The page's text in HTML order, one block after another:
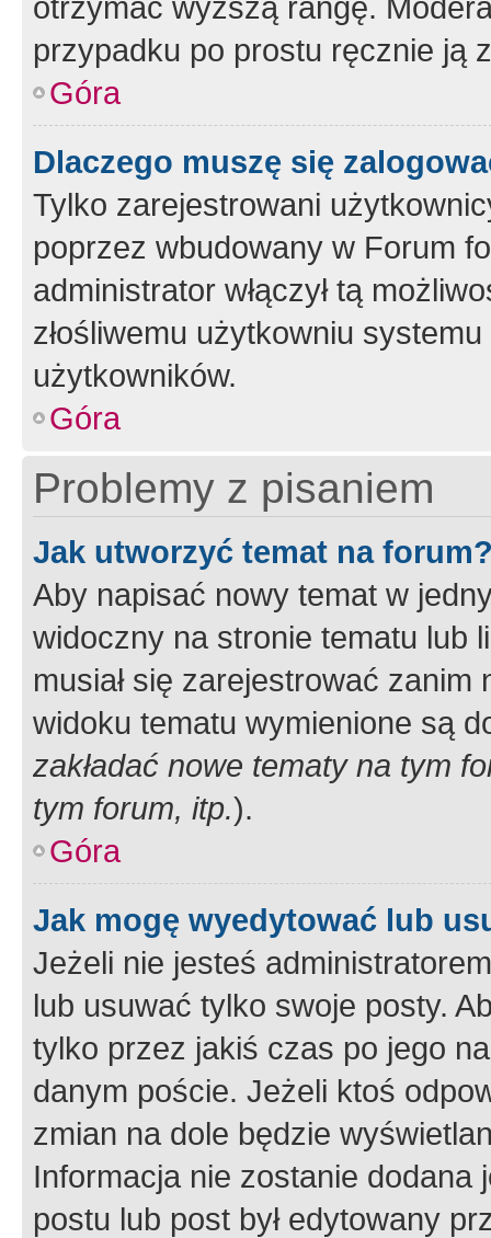
przypadku po prostu ręcznie ją
Góra
Dlaczego muszę się
Tylko zarejestrowani
poprzez wbudowany w Forum
administrator włączył tą
złośliwemu użytkowniu
użytkowników.
Góra
Problemy z pisaniem
Jak utworzyć temat na
Aby napisać nowy temat w
widoczny na stronie tematu lub
musiał się zarejestrować
widoku tematu wymienione są
zakładać nowe tematy na tym
tym forum, itp.).
Góra
Jak mogę wyedytować lub
Jeżeli nie jesteś
lub usuwać tylko swoje posty.
tylko przez jakiś czas po jego
danym poście. Jeżeli ktoś
zmian na dole będzie
Informacja nie zostanie dodana
postu lub post był edytowany